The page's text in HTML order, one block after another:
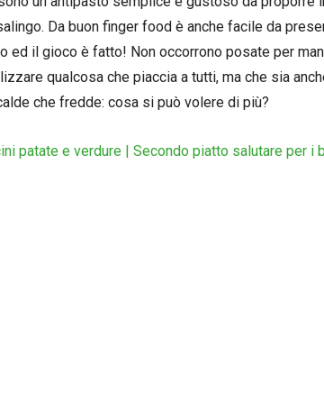
Da buon finger food è anche facile da
ed il gioco è fatto! Non occorrono posate per
qualcosa che piaccia a tutti, ma che sia
che fredde: cosa si può volere di più?
patate e verdure | Secondo piatto salutare per i